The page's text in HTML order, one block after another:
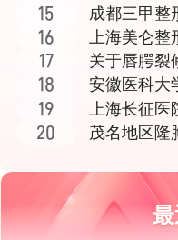
格表及项目
成都三甲整
院技术好口
上海美仑
费者关注行
关于唇腭裂
致唇腭裂的
安徽医科大
医生项目详
上海长征
真实经历分
茂名地区隆